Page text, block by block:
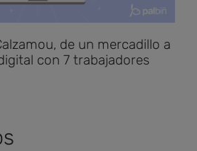
de un mercadillo a
con 7 trabajadores